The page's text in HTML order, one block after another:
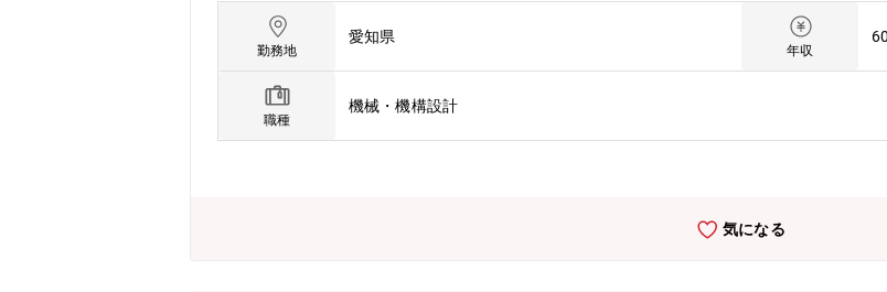
体制）：主要製品またはその将来製品向けの各種エンジン／ロケットモータ開発に携わって頂
数名～10名程度のチームで取り組みます。入社後は全般教育及びOJTで仕事を覚えていただき
する技術者育成を目的とした三菱重工業全社教育プログラムも利用することが可能です。【
速度で正確に飛しょうさせる、また、高速で移動する対象に命中させるのは難易度が高く、様
そのため、新しい推進技術や誘導システム、最新の材料や技術を用いた実験、最先端のシミュ
者としてのスキルをより一層高める機会が得られます。■業務の魅力②要求性能をどのように
ション解析や性能評価を通じて、モノづくりの初めから最後までに関わることが出来ます。■
め、最新の技術を駆使した高性能飛しょう体の設計・開発を進めています。このような背景か
勤務地
愛知県
年収
職種
機械・機構設計
気になる